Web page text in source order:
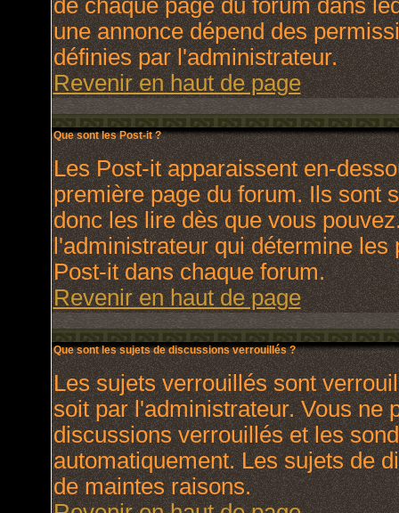
de chaque page du forum dans
une annonce dépend des
définies par l'administrateur.
Revenir en haut de page
Que sont les Post-it ?
Les Post-it apparaissent en-
première page du forum. Ils sont
donc les lire dès que vous
l'administrateur qui détermine
Post-it dans chaque forum.
Revenir en haut de page
Que sont les sujets de discussions verrouillés ?
Les sujets verrouillés sont
soit par l'administrateur. Vous ne
discussions verrouillés et les
automatiquement. Les sujets de
de maintes raisons.